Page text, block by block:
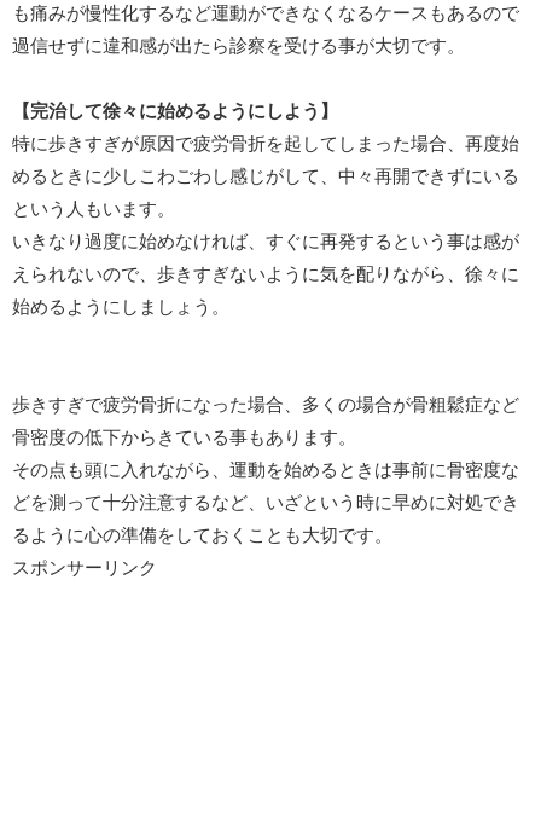
も痛みが慢性化するなど運動ができなくなるケースもあるので
過信せずに違和感が出たら診察を受ける事が大切です。
【完治して徐々に始めるようにしよう】
特に歩きすぎが原因で疲労骨折を起してしまった場合、再度始
めるときに少しこわごわし感じがして、中々再開できずにいる
という人もいます。
いきなり過度に始めなければ、すぐに再発するという事は感が
えられないので、歩きすぎないように気を配りながら、徐々に
始めるようにしましょう。
歩きすぎで疲労骨折になった場合、多くの場合が骨粗鬆症など
骨密度の低下からきている事もあります。
その点も頭に入れながら、運動を始めるときは事前に骨密度な
どを測って十分注意するなど、いざという時に早めに対処でき
るように心の準備をしておくことも大切です。
スポンサーリンク